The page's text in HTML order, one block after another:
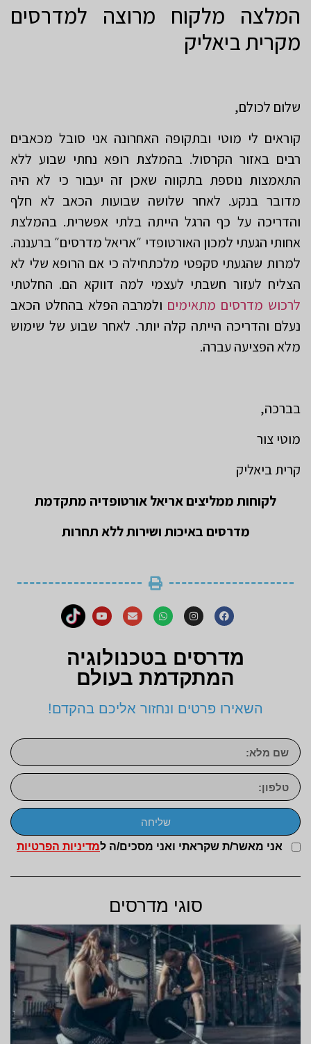
המלצה מלקוח מרוצה למדרסים
מקרית ביאליק
שלום לכולם,
קוראים לי מוטי ובתקופה האחרונה אני סובל מכאבים
רבים באזור הקרסול. בהמלצת רופא נחתי שבוע ללא
התאמצות נוספת בתקווה שאכן זה יעבור כי לא היה
מדובר בנקע. לאחר שלושה שבועות הכאב לא חלף
והדריכה על כף הרגל הייתה בלתי אפשרית. בהמלצת
אחותי הגעתי למכון האורטופדי ״אריאל מדרסים״ ברעננה.
למרות שהגעתי סקפטי מלכתחילה כי אם הרופא שלי לא
הצליח לעזור חשבתי לעצמי למה דווקא הם. החלטתי
לרכוש מדרסים מתאימים ולמרבה הפלא בהחלט הכאב
נעלם והדריכה הייתה קלה יותר. לאחר שבוע של שימוש
מלא הפציעה עברה.
בברכה,
מוטי צור
קרית ביאליק
לקוחות ממליצים אריאל אורטופדיה מתקדמת
מדרסים באיכות ושירות ללא תחרות
מדרסים בטכנולוגיה
המתקדמת בעולם
השאירו פרטים ונחזור אליכם בהקדם!
אני מאשר/ת שקראתי ואני מסכים/ה למדיניות הפרטיות
שליחה
סוגי מדרסים